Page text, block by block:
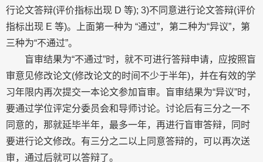
行论文答辩(评价指标出现 D 等); 3)不同意进行论文答辩(评价
指标出现 E 等)。上面第一种为 “通过”，第二种为“异议”，第
三种为“不通过”。
盲审结果为“不通过”时，就不可进行答辩申请，应按照盲
审意见修改论文(修改论文的时间不少于半年)，并在有效的学
习年限内再次提交一本论文参加盲审。盲审结果为“异议”时，
要通过学位评定分委员会和导师讨论。讨论后有三分之一不
同意的，那就延毕半年，最多一年，再进行盲审答辩，同时
要进行论文修改。有三分之二以上同意答辩的，可以再次送
审，通过后就可以答辩了。